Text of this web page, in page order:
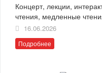
Концерт, лекции,
чтения, медленные
16.06.2026
Подробнее